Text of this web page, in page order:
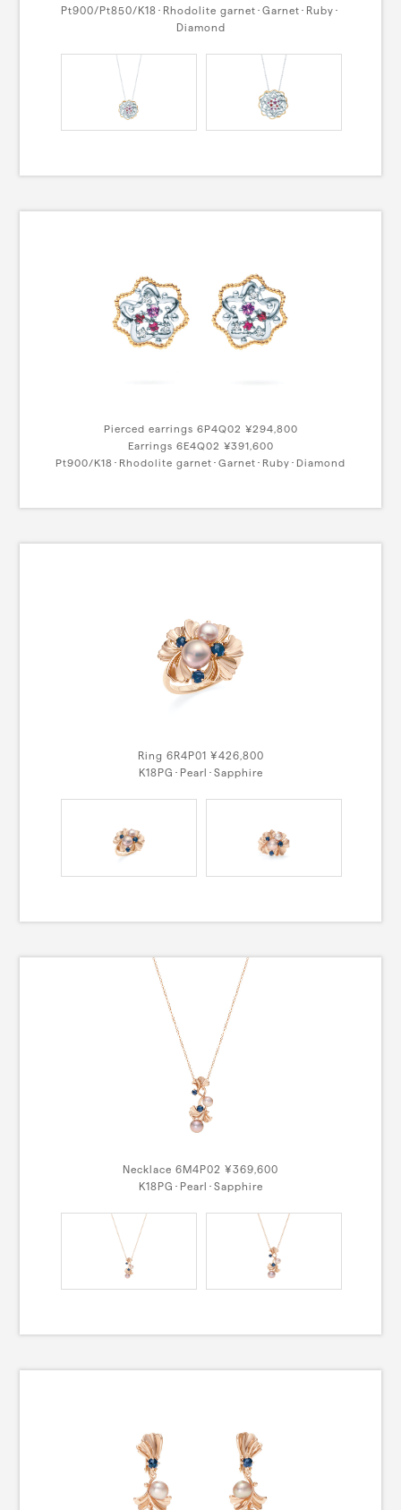
Pt900/Pt850/K18･Rhodolite garnet･Garnet･Ruby･
Diamond
Pierced earrings 6P4Q02 ¥294,800
Earrings 6E4Q02 ¥391,600
Pt900/K18･Rhodolite garnet･Garnet･Ruby･Diamond
Ring 6R4P01 ¥426,800
K18PG･Pearl･Sapphire
Necklace 6M4P02 ¥369,600
K18PG･Pearl･Sapphire